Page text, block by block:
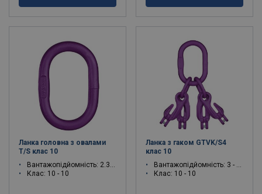
Ланка головна з овалами
T/S клас 10
Вантажопідйомність: 2.3 - 40 тон
Клас: 10 - 10
Ланка з гаком GTVK/S4
клас 10
Вантажопідйомність: 3 - 21.2 тон
Клас: 10 - 10